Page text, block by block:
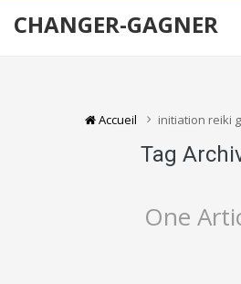
CHANGER-GAGNER
Accueil initiation reiki
Tag
One